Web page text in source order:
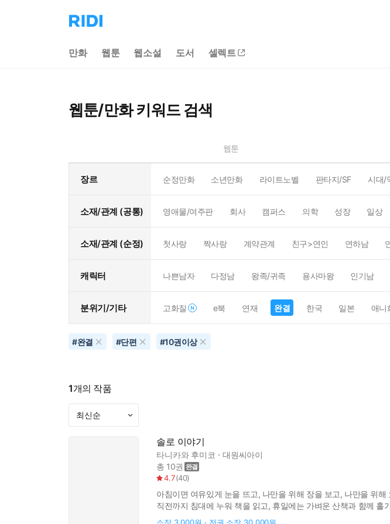
리
디
으
만화 웹툰 웹소설 도서 셀렉트
웹툰/만화 키워드 검색
웹툰
장르 순정만화 소년만화 라이트노벨 판타지/SF 시대/
소재/관계 (공통) 영애물/여주판 회사 캠퍼스 의학 성장 일상
소재/관계 (순정) 첫사랑 짝사랑 계약관계 친구>연인 연하남
캐릭터 나쁜남자 다정남 왕족/귀족 용사마왕 인기남
분위기/기타 고화질 e북 연재 완결 한국 일본 애니
#완결 #단편 #10권이상
1개의 작품
솔로 이야기
타니카와 후미코
대원씨아이
총 10권
4.7(40)
아침이면 여유있게 눈을 뜨고, 나만을 위해 장을 보고, 나만을 위
직전까지 침대에 누워 책을 읽고, 휴일에는 가벼운 산책과 함께
혼자만 세상에 남겨진 것 같은 외로움에 슬퍼질 때도 있지만, 중